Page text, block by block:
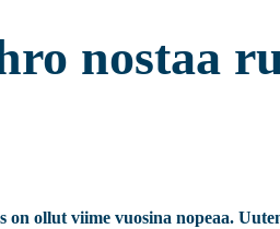
nostaa
ollut viime vuosina nopeaa.